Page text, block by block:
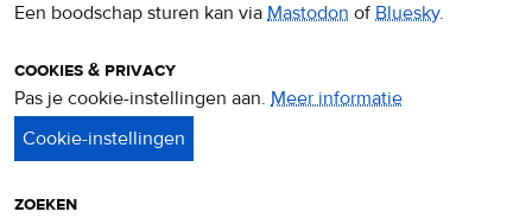
Een boodschap sturen kan via Mastodon ofBluesky.
cookies & privacy
Pas je cookie-instellingen aan. Meer informatie
zoeken